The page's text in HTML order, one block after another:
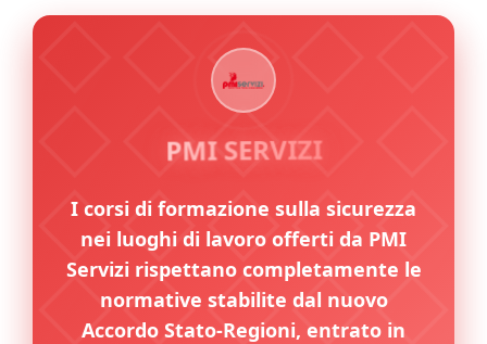
✓
PMI SERVIZI
I corsi di formazione sulla sicurezza
nei luoghi di lavoro offerti da PMI
Servizi rispettano completamente le
normative stabilite dal nuovo
Accordo Stato-Regioni, entrato in